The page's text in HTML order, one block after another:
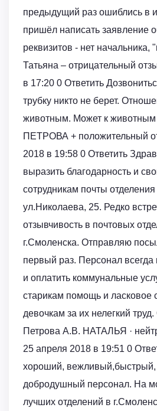
предыдущий раз ошиблись в
пришёл написать заявление
реквизитов - нет начальника,
Татьяна – отрицательный
в 17:20 0 Ответить
трубку никто не берет.
животным. Может к животным
ПЕТРОВА + положительный
2018 в 19:58 0 Ответить
выразить благодарность и
сотрудникам почты
ул.Николаева, 25. Редко
отзывчивость в почтовых
г.Смоленска. Отправляю
первый раз. Персонал всегда
и оплатить коммунальные
старикам помощь и ласковое
девочкам за их нелегкий
Петрова А.В. НАТАЛЬЯ ·
25 апреля 2018 в 19:51 0
хороший,
добродушный персонал. На
лучших отделений в